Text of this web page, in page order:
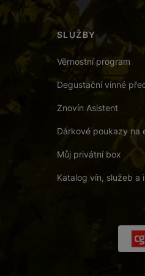
SLUŽBY
Věrnostní program
Degustační vinné
Znovín Asistent
Dárkové poukazy na
Můj privátní box
Katalog vín, služeb a